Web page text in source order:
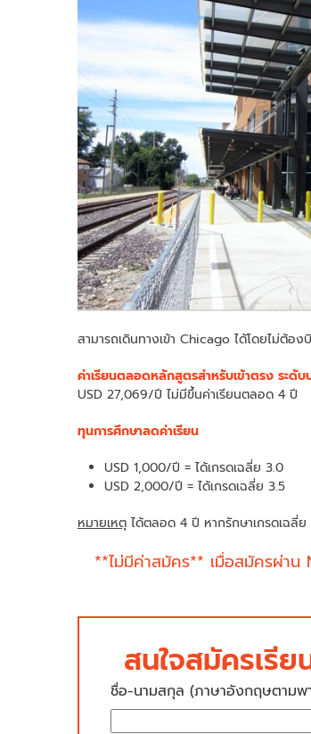
สามารถเดินทางเข้า Chicago ได้โดยไม่ต้อ
ค่าเรียนตลอดหลักสูตรสำหรับเข้าตรง ระดั
USD 27,069/ปี ไม่มีขึ้นค่าเรียนตลอด 4 ปี
ทุนการศึกษาลดค่าเรียน
USD 1,000/ปี = ได้เกรดเฉลี่ย 3.0
USD 2,000/ปี = ได้เกรดเฉลี่ย 3.5
หมายเหตุ ได้ตลอด 4 ปี หากรักษาเกรดเฉลี่ย
**ไม่มีค่าสมัคร** เมื่อสมัครผ่า
สนใจสมัครเรี
ชื่อ-นามสกุล (ภาษาอังกฤษตามพ